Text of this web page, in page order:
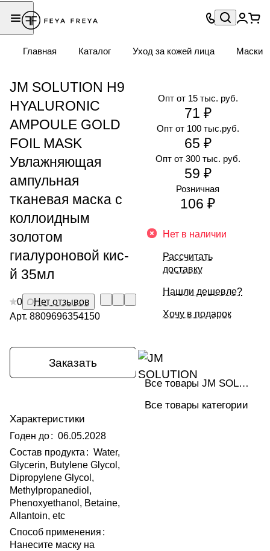
Главная Каталог Уход за кожей лица Маски
JM SOLUTION H9
HYALURONIC
AMPOULE GOLD
FOIL MASK
Увлажняющая
ампульная
тканевая маска с
коллоидным
золотом
гиалуроновой кис-
й 35мл
0
Нет отзывов
Арт. 8809696354150
Заказать
Характеристики
Годен до: 06.05.2028
Состав продукта : Water,
Glycerin, Butylene Glycol,
Dipropylene Glycol,
Methylpropanediol,
Phenoxyethanol, Betaine,
Allantoin, etc
Способ применения :
Нанесите маску на
Опт от 300 тыс. руб.
59 ₽
Опт от 15 тыс. руб.
71 ₽
Опт от 100 тыс.руб.
65 ₽
Розничная
106 ₽
Нет в наличии
Рассчитать
доставку
Нашли дешевле?
Хочу в подарок
Все товары JM SOLUTION
Все товары категории